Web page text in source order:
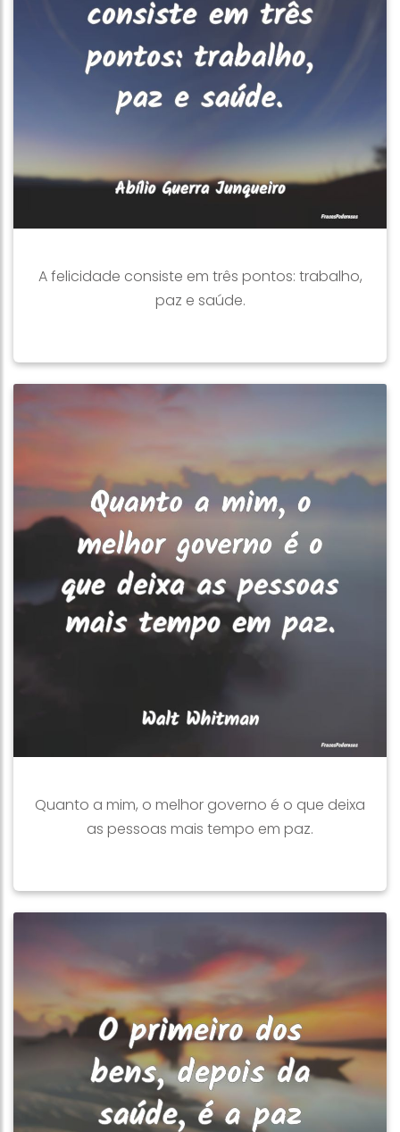
A felicidade consiste em três pontos: trabalho,
paz e saúde.
Quanto a mim, o melhor governo é o que deixa
as pessoas mais tempo em paz.